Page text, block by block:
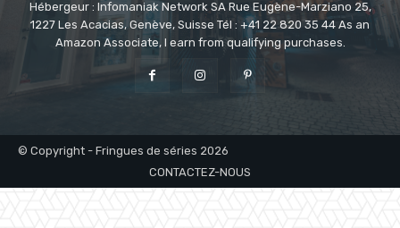
Hébergeur : Infomaniak Network SA Rue Eugène-Marziano 25,
1227 Les Acacias, Genève, Suisse Tél : +41 22 820 35 44 As an
Amazon Associate, I earn from qualifying purchases.
© Copyright - Fringues de séries 2026
CONTACTEZ-NOUS